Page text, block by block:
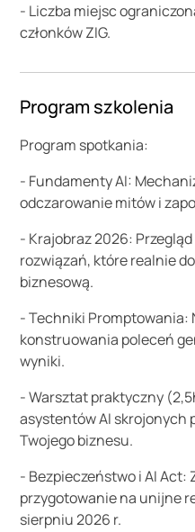
- Liczba miejsc
członków ZIG.
Program szkolenia
Program spotkania:
- Fundamenty AI:
odczarowanie mitów i
- Krajobraz 2026:
rozwiązań, które realnie
biznesową.
- Techniki Promptowania:
konstruowania poleceń
wyniki.
- Warsztat praktyczny
asystentów AI skrojonych
Twojego biznesu.
- Bezpieczeństwo i AI
przygotowanie na unijne
sierpniu 2026 r.